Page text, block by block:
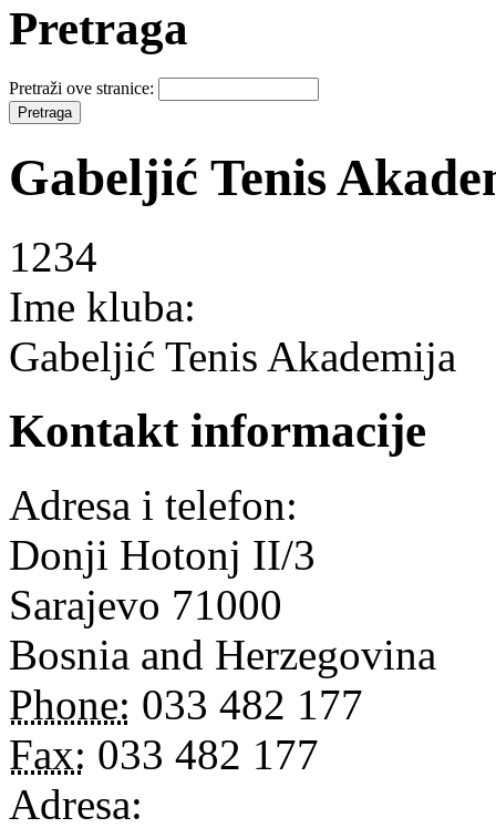
Pretraga
Pretraži ove stranice:
Gabeljić Tenis
1234
Ime kluba:
Gabeljić Tenis Akademija
Kontakt informacije
Adresa i telefon:
Donji Hotonj II/3
Sarajevo 71000
Bosnia and Herzegovina
Phone: 033 482 177
Fax: 033 482 177
Adresa: